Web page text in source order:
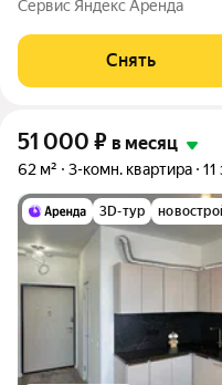
Холодильник Микроволновка Дом - монолитный. В подъезде 3
лифта - 1 грузовой и 2
Сервис Яндекс Аренда
Снять
51 000 ₽ в месяц
62 м² 3-комн. квартира 11
3D-тур